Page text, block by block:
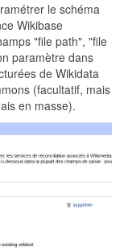
le schéma
Wikibase
"file path", "file
paramètre dans
de Wikidata
(facultatif, mais
en masse).